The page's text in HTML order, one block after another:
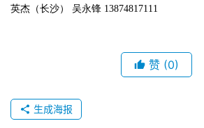
英杰（长沙） 吴永锋 13874817111
赞 (0)
生成海报